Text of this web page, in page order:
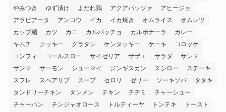
やみつき
ゆず漬け よだれ鶏 アクアパッツァ
アヒージョ
アラビアータ
アンコウ イカ イカ焼き オムライス
オムレツ
カップ麺
カツ カニ カルパッチョ カルボナーラ
カレー
キムチ
クッキー グラタン ケンタッキー ケーキ
コロッケ
コンフィ
コールスロー サイゼリア サザエ サラダ
サンド
サンマ
サーモン シューマイ ジンギスカン スシロー
ステーキ
スフレ
スペアリブ スープ セロリ ゼリー ソーキソバ
タタキ
タンドリーチキン
タンメン チキン チヂミ
チャーシュー
チャーハン
チンジャオロース トルティーヤ トンテキ
トースト